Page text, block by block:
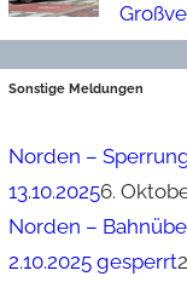
Sonstige Meldungen
Norden –
13.10.20256.
Norden –
2.10.2025 gesperrt